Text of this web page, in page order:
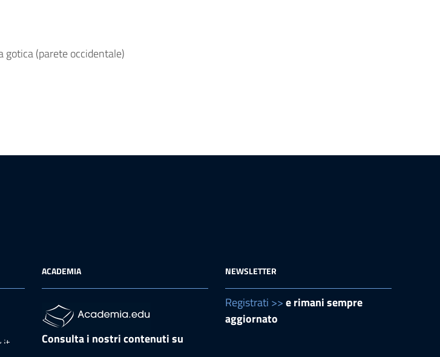
gotica (parete occidentale)
ACADEMIA
Consulta i nostri contenuti su
NEWSLETTER
Registrati >>e rimani sempre
aggiornato